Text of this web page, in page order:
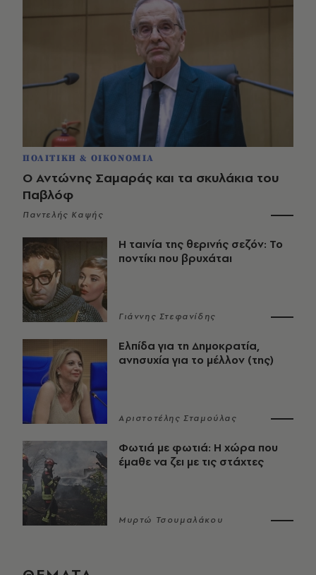
ΠΟΛΙΤΙΚΗ & ΟΙΚΟΝΟΜΙΑ
Ο Αντώνης Σαμαράς και τα σκυλάκια του
Παβλόφ
Παντελής Καψής
Η ταινία της θερινής σεζόν: Το
ποντίκι που βρυχάται
Γιάννης Στεφανίδης
Ελπίδα για τη Δημοκρατία,
ανησυχία για το μέλλον (της)
Αριστοτέλης Σταμούλας
Φωτιά με φωτιά: Η χώρα που
έμαθε να ζει με τις στάχτες
Μυρτώ Τσουμαλάκου